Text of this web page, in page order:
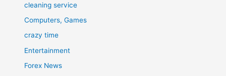
cleaning service
Computers, Games
crazy time
Entertainment
Forex News